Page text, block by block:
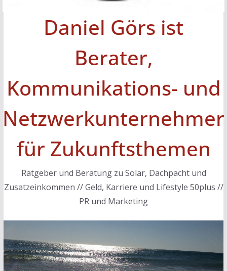
Daniel Görs ist
Berater,
Kommunikations- und
Netzwerkunternehmer
für Zukunftsthemen
Ratgeber und Beratung zu Solar, Dachpacht und
Zusatzeinkommen // Geld, Karriere und Lifestyle 50plus //
PR und Marketing